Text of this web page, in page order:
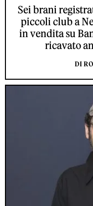
Sei brani
piccoli club a
in vendita su
ricavato
DI